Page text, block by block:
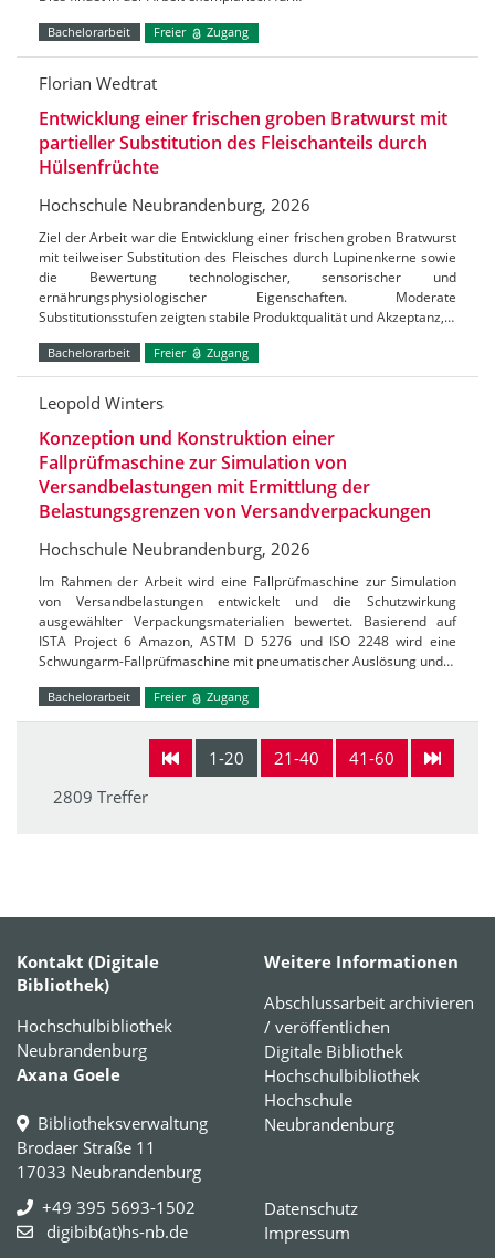
Bachelorarbeit Freier Zugang
Florian Wedtrat
Entwicklung einer frischen groben Bratwurst mit
partieller Substitution des Fleischanteils durch
Hülsenfrüchte
Hochschule Neubrandenburg, 2026
Ziel der Arbeit war die Entwicklung einer frischen groben Bratwurst
mit teilweiser Substitution des Fleisches durch Lupinenkerne sowie
die Bewertung technologischer, sensorischer und
ernährungsphysiologischer Eigenschaften. Moderate
Substitutionsstufen zeigten stabile Produktqualität und Akzeptanz,…
Bachelorarbeit Freier Zugang
Leopold Winters
Konzeption und Konstruktion einer
Fallprüfmaschine zur Simulation von
Versandbelastungen mit Ermittlung der
Belastungsgrenzen von Versandverpackungen
Hochschule Neubrandenburg, 2026
Im Rahmen der Arbeit wird eine Fallprüfmaschine zur Simulation
von Versandbelastungen entwickelt und die Schutzwirkung
ausgewählter Verpackungsmaterialien bewertet. Basierend auf
ISTA Project 6 Amazon, ASTM D 5276 und ISO 2248 wird eine
Schwungarm-Fallprüfmaschine mit pneumatischer Auslösung und…
Bachelorarbeit Freier Zugang
1-20 21-40
41-60
2809 Treffer
Kontakt (Digitale
Bibliothek)
Hochschulbibliothek
Neubrandenburg
Axana Goele
Bibliotheksverwaltung
Brodaer Straße 11
17033 Neubrandenburg
+49 395 5693-1502
digibib(at)hs-nb.de
Weitere Informationen
Abschlussarbeit archivieren
/ veröffentlichen
Digitale Bibliothek
Hochschulbibliothek
Hochschule
Neubrandenburg
Datenschutz
Impressum